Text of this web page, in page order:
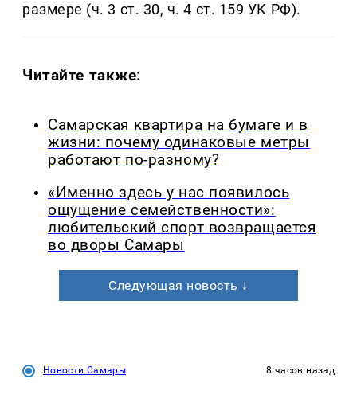
размере (ч. 3 ст. 30, ч. 4 ст. 159 УК РФ).
Читайте также:
Самарская квартира на бумаге и в
жизни: почему одинаковые метры
работают по-разному?
«Именно здесь у нас появилось
ощущение семейственности»:
любительский спорт возвращается
во дворы Самары
Следующая новость ↓
Новости Самары 8 часов назад